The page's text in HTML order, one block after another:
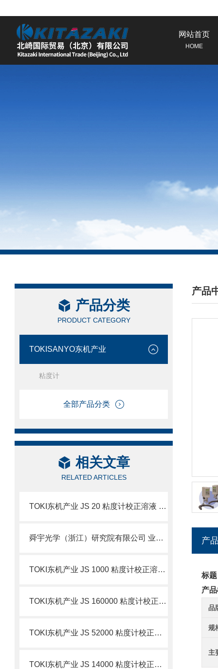
网站首页
HOME
产品分类
PRODUCT CATEGORY
TOKISANYO东机产业
粘度计
全部产品分类
相关文章
RELATED ARTICLES
TOKI东机产业 JS 20 粘度计校正溶液 简介
舜宇光学（浙江）研究院有限公司 业务简介
TOKI东机产业 JS 1000 粘度计校正溶液 简介
TOKI东机产业 JS 160000 粘度计校正溶液 简介
TOKI东机产业 JS 52000 粘度计校正溶液 简介
TOKI东机产业 JS 14000 粘度计校正溶液 简介
产品
/
产
标
产
品
规
主